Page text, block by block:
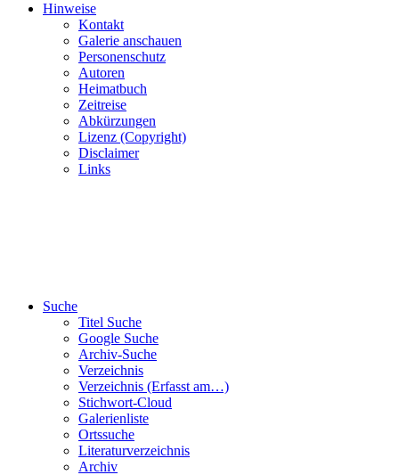
Hinweise
Kontakt
Galerie anschauen
Personenschutz
Autoren
Heimatbuch
Zeitreise
Abkürzungen
Lizenz (Copyright)
Disclaimer
Links
Suche
Titel Suche
Google Suche
Archiv-Suche
Verzeichnis
Verzeichnis (Erfasst am…)
Stichwort-Cloud
Galerienliste
Ortssuche
Literaturverzeichnis
Archiv